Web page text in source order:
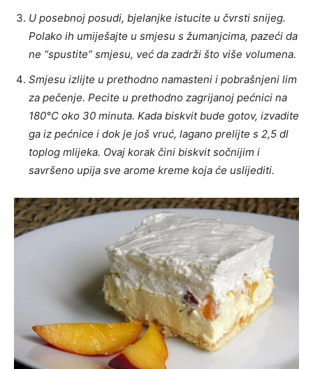
U posebnoj posudi, bjelanjke istucite u čvrsti snijeg.
Polako ih umiješajte u smjesu s žumanjcima, pazeći da
ne “spustite” smjesu, već da zadrži što više volumena.
Smjesu izlijte u prethodno namasteni i pobrašnjeni lim
za pečenje. Pecite u prethodno zagrijanoj pećnici na
180°C oko 30 minuta. Kada biskvit bude gotov, izvadite
ga iz pećnice i dok je još vruć, lagano prelijte s 2,5 dl
toplog mlijeka. Ovaj korak čini biskvit sočnijim i
savršeno upija sve arome kreme koja će uslijediti.